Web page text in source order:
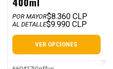
POR MAYOR$8.360 CLP
AL DETALLE$9.990 CLP
VER OPCIONES